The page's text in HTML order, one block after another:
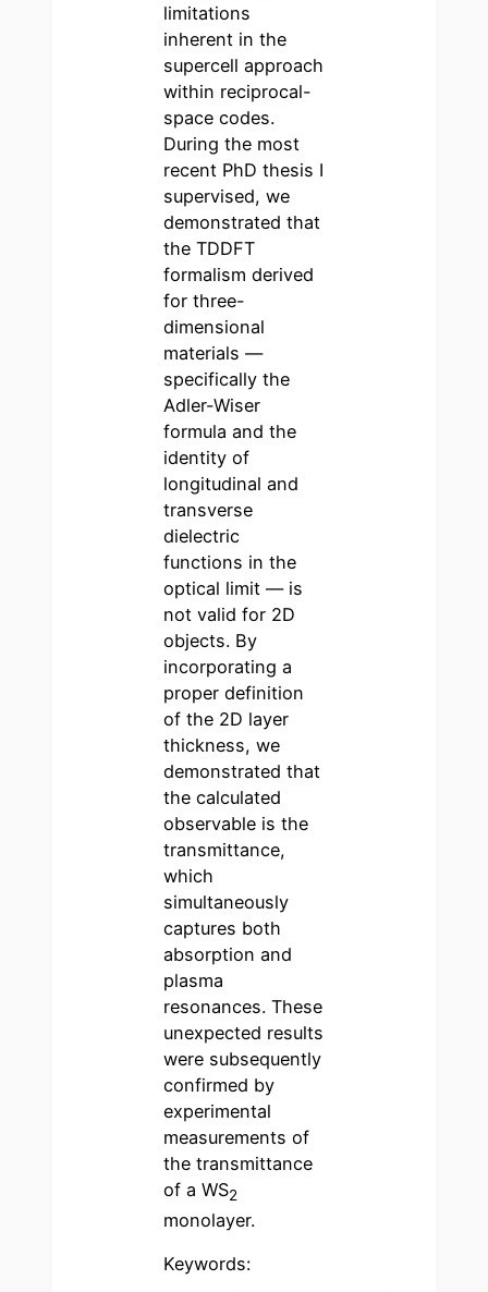
limitations
inherent in the
supercell approach
within reciprocal-
space codes.
During the most
recent PhD thesis I
supervised, we
demonstrated that
the TDDFT
formalism derived
for three-
dimensional
materials —
specifically the
Adler-Wiser
formula and the
identity of
longitudinal and
transverse
dielectric
functions in the
optical limit — is
not valid for 2D
objects. By
incorporating a
proper definition
of the 2D layer
thickness, we
demonstrated that
the calculated
observable is the
transmittance,
which
simultaneously
captures both
absorption and
plasma
resonances. These
unexpected results
were subsequently
confirmed by
experimental
measurements of
the transmittance
of a WS2
monolayer.
Keywords: